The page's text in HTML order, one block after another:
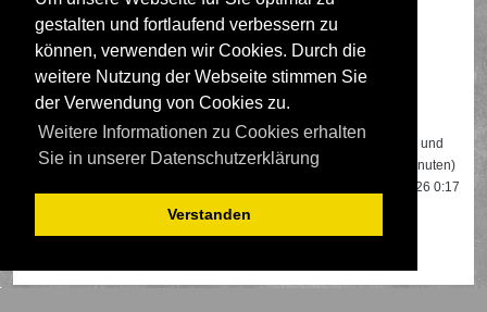
gestalten und fortlaufend verbessern zu
können, verwenden wir Cookies. Durch die
weitere Nutzung der Webseite stimmen Sie
der Verwendung von Cookies zu.
Weitere Informationen zu Cookies erhalten
Sie in unserer Datenschutzerklärung
Verstanden
Deutsche Übersetzung durchphpBB.de
Wer ist online?
Insgesamt sind633Besucher online: 2 registrierte, 0 unsichtbare und
631 Gäste (basierend auf den aktiven Besuchern der letzten 5 Minuten)
Besuchern, die am 13.04.2026 0:17
gleichzeitig online waren.